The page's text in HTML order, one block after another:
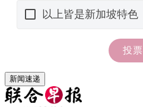
新闻速递